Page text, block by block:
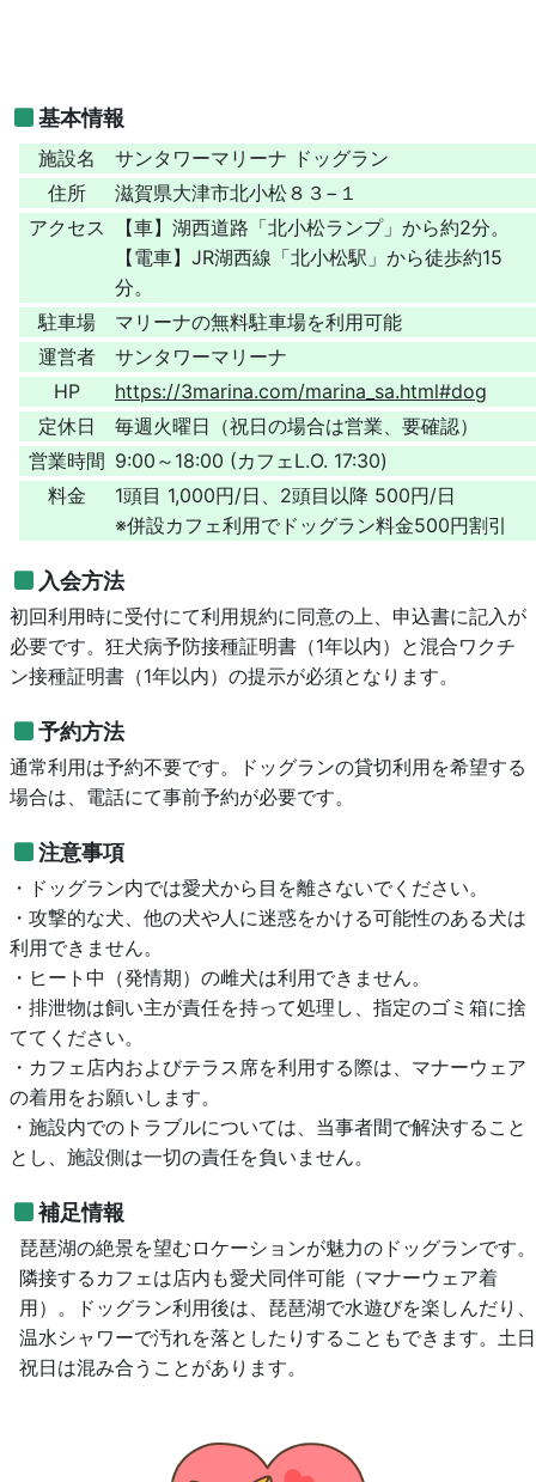
基本情報
施設名
サンタワーマリーナ ドッグラン
住所
滋賀県大津市北小松８３−１
アクセス
【車】湖西道路「北小松ランプ」から約2分。
【電車】JR湖西線「北小松駅」から徒歩約15
分。
駐車場
マリーナの無料駐車場を利用可能
運営者
サンタワーマリーナ
HP
https://3marina.com/marina_sa.html#dog
定休日
毎週火曜日（祝日の場合は営業、要確認）
営業時間 9:00～18:00 (カフェL.O. 17:30)
料金
1頭目 1,000円/日、2頭目以降 500円/日
※併設カフェ利用でドッグラン料金500円割引
入会方法
初回利用時に受付にて利用規約に同意の上、申込書に記入が
必要です。狂犬病予防接種証明書（1年以内）と混合ワクチ
ン接種証明書（1年以内）の提示が必須となります。
予約方法
通常利用は予約不要です。ドッグランの貸切利用を希望する
場合は、電話にて事前予約が必要です。
注意事項
・ドッグラン内では愛犬から目を離さないでください。
・攻撃的な犬、他の犬や人に迷惑をかける可能性のある犬は
利用できません。
・ヒート中（発情期）の雌犬は利用できません。
・排泄物は飼い主が責任を持って処理し、指定のゴミ箱に捨
ててください。
・カフェ店内およびテラス席を利用する際は、マナーウェア
の着用をお願いします。
・施設内でのトラブルについては、当事者間で解決すること
とし、施設側は一切の責任を負いません。
補足情報
琵琶湖の絶景を望むロケーションが魅力のドッグランです。
隣接するカフェは店内も愛犬同伴可能（マナーウェア着
用）。ドッグラン利用後は、琵琶湖で水遊びを楽しんだり、
温水シャワーで汚れを落としたりすることもできます。土日
祝日は混み合うことがあります。